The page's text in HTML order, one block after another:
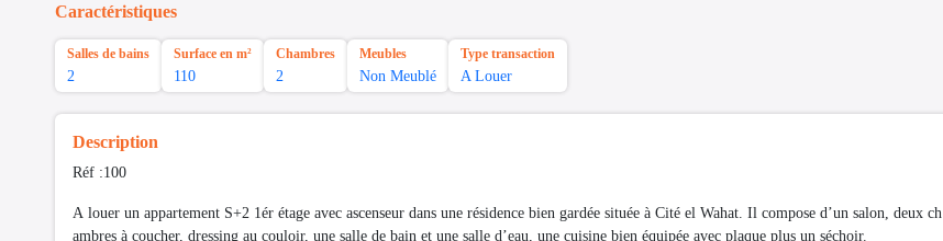
Caractéristiques
Salles de bains
2
Surface en m²
110
Chambres
2
Meubles
Non Meublé
Type transaction
A Louer
Description
Réf :100
A louer un appartement S+2 1ér étage avec ascenseur dans une résidence bien gardée située à Cité el Wahat. Il compose d’un salon, deux ch
ambres à coucher, dressing au couloir, une salle de bain et une salle d’eau, une cuisine bien équipée avec plaque plus un séchoir.